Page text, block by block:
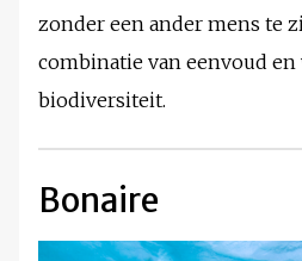
zonder een ander mens te
combinatie van eenvoud
biodiversiteit.
Bonaire